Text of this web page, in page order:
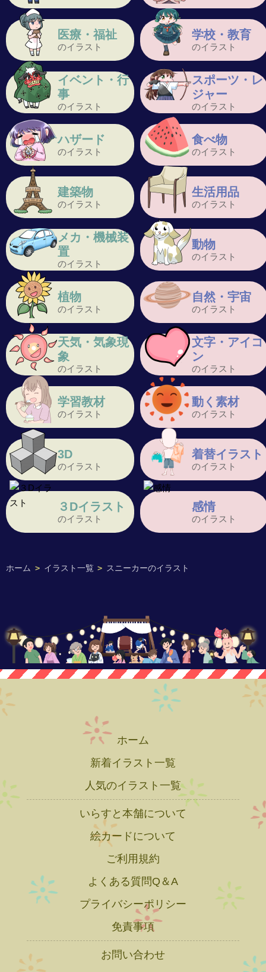
ホーム > イラスト一覧 > スニーカーのイラスト
医療・福祉
のイラスト
学校・教育
のイラスト
イベント・行
事
のイラスト
スポーツ・レ
ジャー
のイラスト
ハザード
のイラスト
食べ物
のイラスト
建築物
のイラスト
生活用品
のイラスト
メカ・機械装
置
のイラスト
動物
のイラスト
植物
のイラスト
自然・宇宙
のイラスト
天気・気象現
象
のイラスト
文字・アイコ
ン
のイラスト
学習教材
のイラスト
動く素材
のイラスト
3D
のイラスト
着替イラスト
のイラスト
３Dイラスト
のイラスト
感情
のイラスト
ホーム
新着イラスト一覧
人気のイラスト一覧
いらすと本舗について
絵カードについて
ご利用規約
よくある質問Q＆A
プライバシーポリシー
免責事項
お問い合わせ